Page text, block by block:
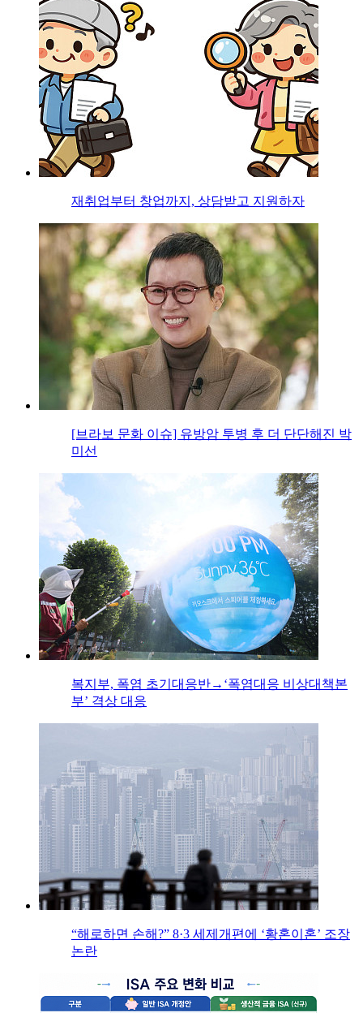
재취업부터 창업까지, 상담받고 지원하자
[브라보 문화 이슈] 유방암 투병 후 더 단단해진 박
미선
복지부, 폭염 초기대응반→‘폭염대응 비상대책본
부’ 격상 대응
“해로하면 손해?” 8·3 세제개편에 ‘황혼이혼’ 조장
논란